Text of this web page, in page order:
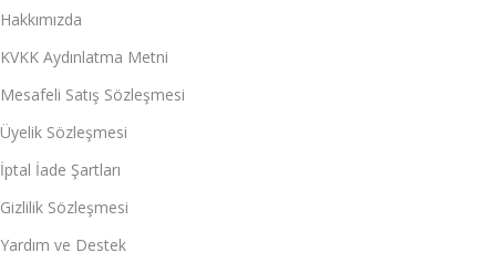
Hakkımızda
KVKK Aydınlatma Metni
Mesafeli Satış Sözleşmesi
Üyelik Sözleşmesi
İptal İade Şartları
Gizlilik Sözleşmesi
Yardım ve Destek